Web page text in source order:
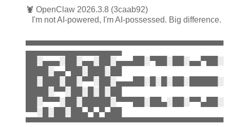
🦞 OpenClaw 2026.3.8 (3caab92)
I'm not AI-powered, I'm AI-possessed. Big difference.
▄▄▄▄▄▄▄▄▄▄▄▄▄▄▄▄▄▄▄▄▄▄▄▄▄▄▄▄▄▄▄▄▄▄▄
▄▄▄▄▄▄▄▄▄▄▄▄▄▄▄▄▄
██░▄▄▄░██░▄▄░██░▄▄▄██░▀██░██░▄▄▀██░
████░▄▄▀██░███░██
██░███░██░▀▀░██░▄▄▄██░█░█░██░█████░
████░▀▀░██░█░█░██
██░▀▀▀░██░█████░▀▀▀██░██▄░██░▀▀▄██░
▀▀░█░██░██▄▀▄▀▄██
▀▀▀▀▀▀▀▀▀▀▀▀▀▀▀▀▀▀▀▀▀▀▀▀▀▀▀▀▀▀▀▀▀▀▀